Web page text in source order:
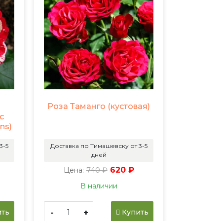
5
Роза Таманго (кустовая)
Доставка по Тимашевску от 3-5
дней
Цена: 740 ₽ 620 ₽
В наличии
- + Купить